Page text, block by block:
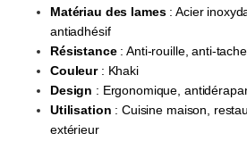
Matériau des lames: Acier
antiadhésif
Résistance: Anti-rouille, anti-
Couleur: Khaki
Design : Ergonomique,
Utilisation : Cuisine maison,
extérieur